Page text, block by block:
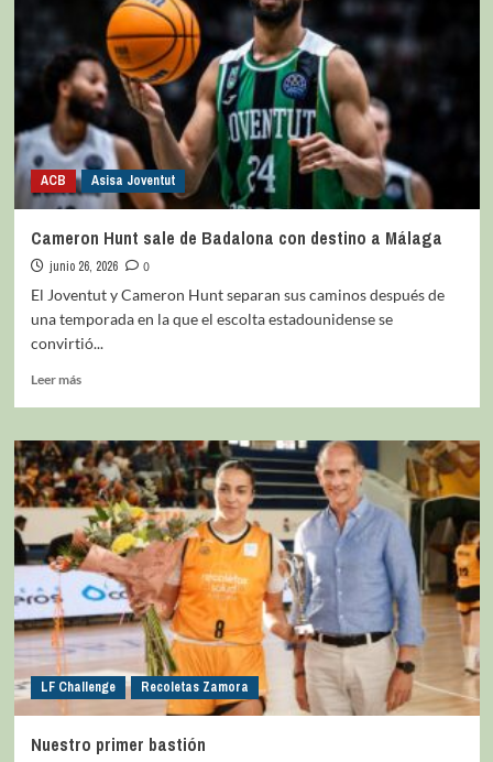
ACB Asisa Joventut
Cameron Hunt sale de Badalona con destino a Málaga
junio 26, 2026
0
El Joventut y Cameron Hunt separan sus caminos después de
una temporada en la que el escolta estadounidense se
convirtió...
Leer más
LF Challenge Recoletas Zamora
Nuestro primer bastión